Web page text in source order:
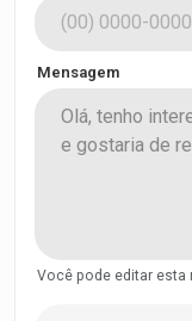
Mensagem
Você pode editar esta